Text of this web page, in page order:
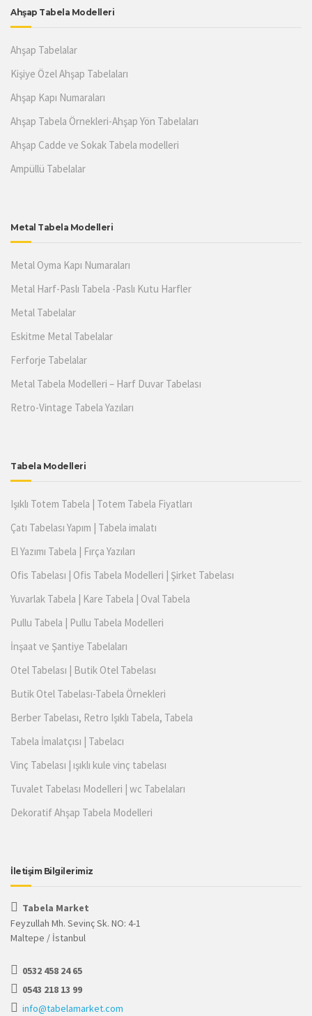
Ahşap Tabela Modelleri
Ahşap Tabelalar
Kişiye Özel Ahşap Tabelaları
Ahşap Kapı Numaraları
Ahşap Tabela Örnekleri-Ahşap Yön Tabelaları
Ahşap Cadde ve Sokak Tabela modelleri
Ampüllü Tabelalar
Metal Tabela Modelleri
Metal Oyma Kapı Numaraları
Metal Harf-Paslı Tabela -Paslı Kutu Harfler
Metal Tabelalar
Eskitme Metal Tabelalar
Ferforje Tabelalar
Metal Tabela Modelleri – Harf Duvar Tabelası
Retro-Vintage Tabela Yazıları
Tabela Modelleri
Işıklı Totem Tabela | Totem Tabela Fiyatları
Çatı Tabelası Yapım | Tabela imalatı
El Yazımı Tabela | Fırça Yazıları
Ofis Tabelası | Ofis Tabela Modelleri | Şirket Tabelası
Yuvarlak Tabela | Kare Tabela | Oval Tabela
Pullu Tabela | Pullu Tabela Modelleri
İnşaat ve Şantiye Tabelaları
Otel Tabelası | Butik Otel Tabelası
Butik Otel Tabelası-Tabela Örnekleri
Berber Tabelası, Retro Işıklı Tabela, Tabela
Tabela İmalatçısı | Tabelacı
Vinç Tabelası | ışıklı kule vinç tabelası
Tuvalet Tabelası Modelleri | wc Tabelaları
Dekoratif Ahşap Tabela Modelleri
İletişim Bilgilerimiz
Tabela Market
Feyzullah Mh. Sevinç Sk. NO: 4-1
Maltepe / İstanbul
0532 458 24 65
0543 218 13 99
info@tabelamarket.com